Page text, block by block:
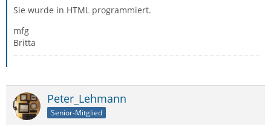
Sie wurde in HTML programmiert.
mfg
Britta
Peter_Lehmann
Senior-Mitglied